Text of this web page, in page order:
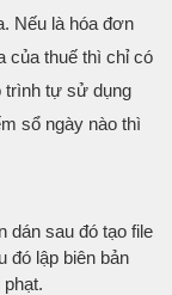
Nếu là hóa đơn
của thuế thì chỉ có
trình tự sử dụng
sổ ngày nào thì
dán sau đó tạo file
đó lập biên bản